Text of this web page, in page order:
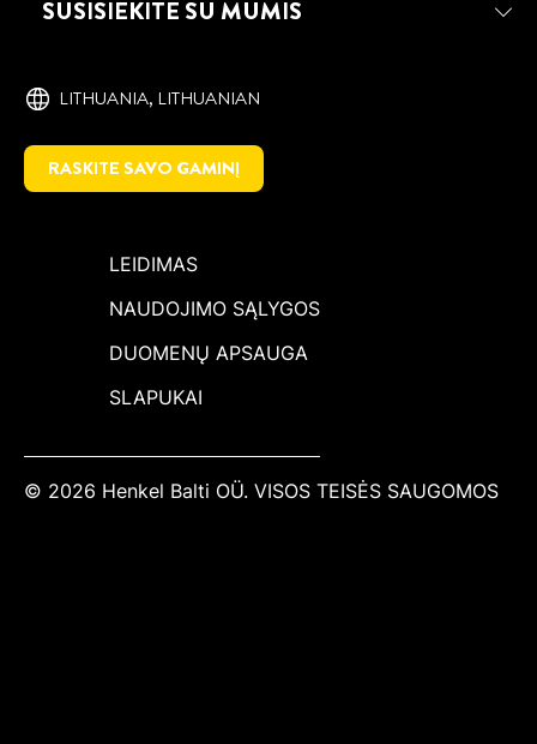
SUSISIEKITE SU MUMIS
LITHUANIA, ‎LITHUANIAN
RASKITE SAVO GAMINĮ
LEIDIMAS
NAUDOJIMO SĄLYGOS
DUOMENŲ APSAUGA
SLAPUKAI
© 2026 Henkel Balti OÜ. VISOS TEISĖS SAUGOMOS